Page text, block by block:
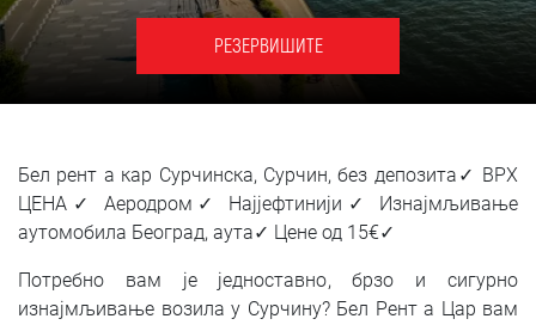
SRPSKI
РЕЗЕРВИШИТЕ
Бел рент а кар Сурчинска, Сурчин, без депозита✓ ВРХ
ЦЕНА✓ Аеродром✓ Најјефтинији✓ Изнајмљивање
аутомобила Београд, аута✓ Цене од 15€✓
Потребно вам је једноставно, брзо и сигурно
изнајмљивање возила у Сурчину? Бел Рент а Цар вам